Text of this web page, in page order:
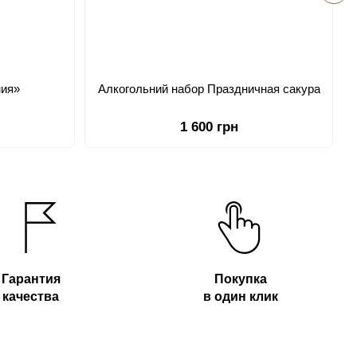
Алкогольний набор Праздничная сакура
1 600 грн
Гарантия
качества
Покупка
в один клик